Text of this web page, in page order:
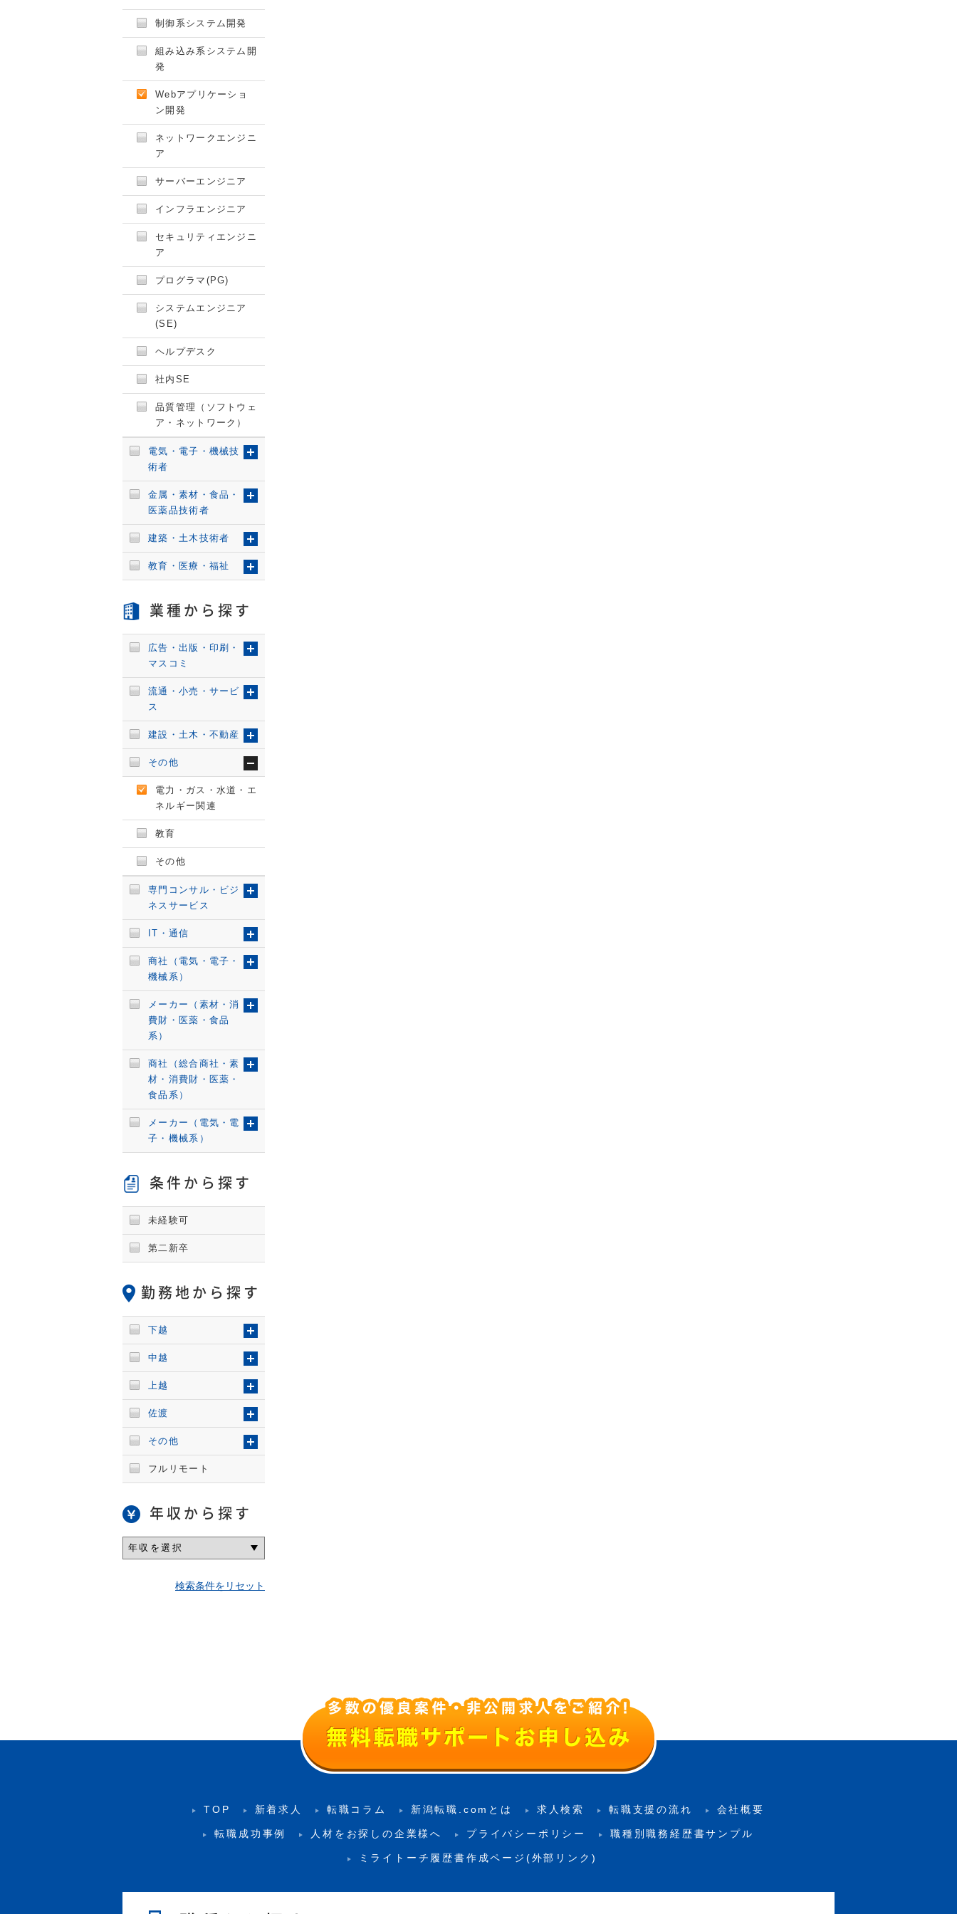
制御系システム開発
組み込み系システム開
発
Webアプリケーショ
ン開発
ネットワークエンジニ
ア
サーバーエンジニア
インフラエンジニア
セキュリティエンジニ
ア
プログラマ(PG)
システムエンジニア
(SE)
ヘルプデスク
社内SE
品質管理（ソフトウェ
ア・ネットワーク）
電気・電子・機械技
術者
金属・素材・食品・
医薬品技術者
建築・土木技術者
教育・医療・福祉
業種から探す
広告・出版・印刷・
マスコミ
流通・小売・サービ
ス
建設・土木・不動産
その他
電力・ガス・水道・エ
ネルギー関連
教育
その他
専門コンサル・ビジ
ネスサービス
IT・通信
商社（電気・電子・
機械系）
メーカー（素材・消
費財・医薬・食品
系）
商社（総合商社・素
材・消費財・医薬・
食品系）
メーカー（電気・電
子・機械系）
条件から探す
未経験可
第二新卒
勤務地から探す
下越
中越
上越
佐渡
その他
フルリモート
年収から探す
検索条件をリセット
TOP 新着求人 転職コラム 新潟転職.comとは 求人検索 転職支援の流れ 会社概要
転職成功事例 人材をお探しの企業様へ プライバシーポリシー 職種別職務経歴書サンプル
ミライトーチ履歴書作成ページ(外部リンク)